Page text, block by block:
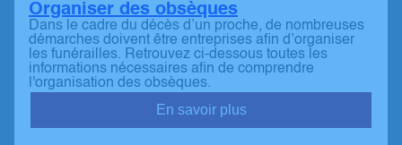
Organiser des obsèques
Dans le cadre du décès d’un proche, de nombreuses
démarches doivent être entreprises afin d’organiser
les funérailles. Retrouvez ci-dessous toutes les
informations nécessaires afin de comprendre
l'organisation des obsèques.
En savoir plus